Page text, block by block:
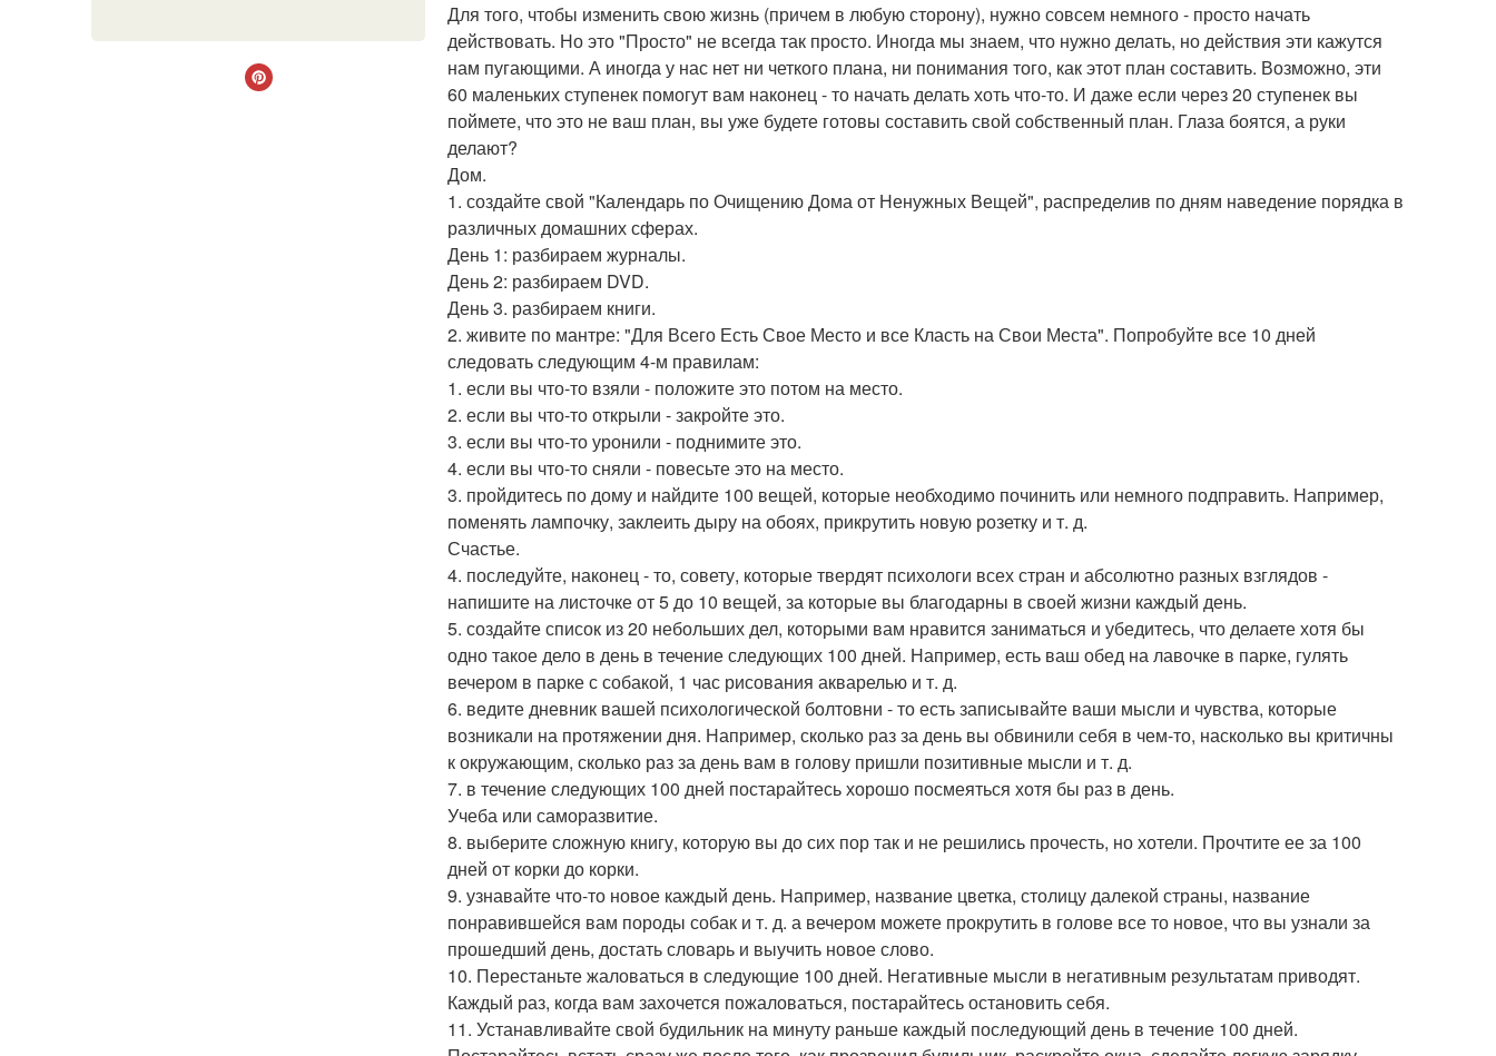
Для того, чтобы изменить свою жизнь (причем в любую сторону), нужно совсем немного - просто начать
действовать. Но это "Просто" не всегда так просто. Иногда мы знаем, что нужно делать, но действия эти кажутся
нам пугающими. А иногда у нас нет ни четкого плана, ни понимания того, как этот план составить. Возможно, эти
60 маленьких ступенек помогут вам наконец - то начать делать хоть что-то. И даже если через 20 ступенек вы
поймете, что это не ваш план, вы уже будете готовы составить свой собственный план. Глаза боятся, а руки
делают?
Дом.
1. создайте свой "Календарь по Очищению Дома от Ненужных Вещей", распределив по дням наведение порядка в
различных домашних сферах.
День 1: разбираем журналы.
День 2: разбираем DVD.
День 3. разбираем книги.
2. живите по мантре: "Для Всего Есть Свое Место и все Класть на Свои Места". Попробуйте все 10 дней
следовать следующим 4-м правилам:
1. если вы что-то взяли - положите это потом на место.
2. если вы что-то открыли - закройте это.
3. если вы что-то уронили - поднимите это.
4. если вы что-то сняли - повесьте это на место.
3. пройдитесь по дому и найдите 100 вещей, которые необходимо починить или немного подправить. Например,
поменять лампочку, заклеить дыру на обоях, прикрутить новую розетку и т. д.
Счастье.
4. последуйте, наконец - то, совету, которые твердят психологи всех стран и абсолютно разных взглядов -
напишите на листочке от 5 до 10 вещей, за которые вы благодарны в своей жизни каждый день.
5. создайте список из 20 небольших дел, которыми вам нравится заниматься и убедитесь, что делаете хотя бы
одно такое дело в день в течение следующих 100 дней. Например, есть ваш обед на лавочке в парке, гулять
вечером в парке с собакой, 1 час рисования акварелью и т. д.
6. ведите дневник вашей психологической болтовни - то есть записывайте ваши мысли и чувства, которые
возникали на протяжении дня. Например, сколько раз за день вы обвинили себя в чем-то, насколько вы критичны
к окружающим, сколько раз за день вам в голову пришли позитивные мысли и т. д.
7. в течение следующих 100 дней постарайтесь хорошо посмеяться хотя бы раз в день.
Учеба или саморазвитие.
8. выберите сложную книгу, которую вы до сих пор так и не решились прочесть, но хотели. Прочтите ее за 100
дней от корки до корки.
9. узнавайте что-то новое каждый день. Например, название цветка, столицу далекой страны, название
понравившейся вам породы собак и т. д. а вечером можете прокрутить в голове все то новое, что вы узнали за
прошедший день, достать словарь и выучить новое слово.
10. Перестаньте жаловаться в следующие 100 дней. Негативные мысли в негативным результатам приводят.
Каждый раз, когда вам захочется пожаловаться, постарайтесь остановить себя.
11. Устанавливайте свой будильник на минуту раньше каждый последующий день в течение 100 дней.